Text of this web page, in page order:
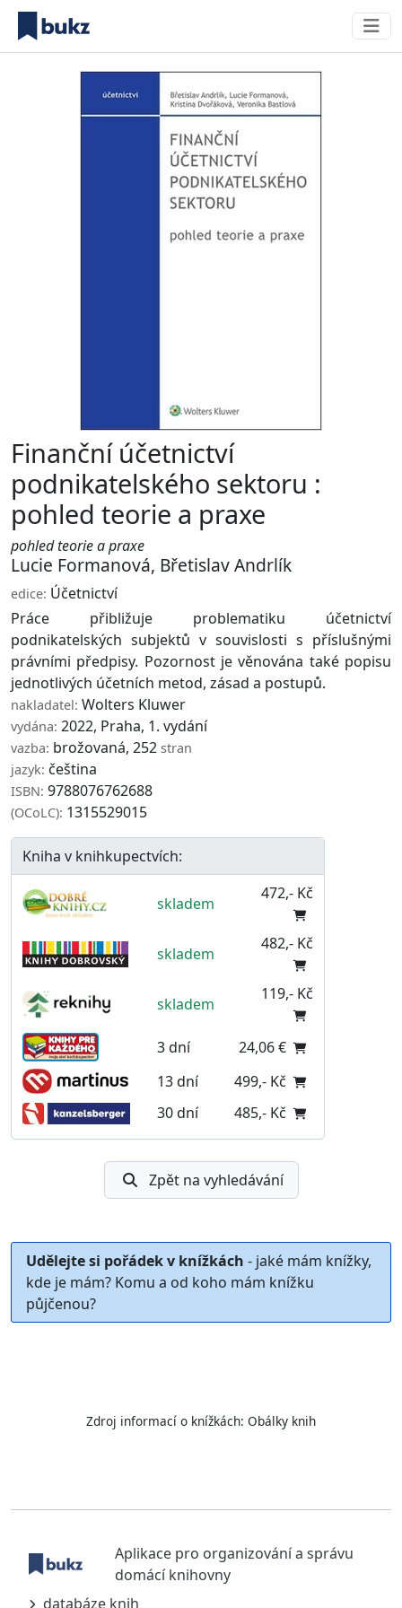
Finanční účetnictví
podnikatelského sektoru :
pohled teorie a praxe
pohled teorie a praxe
Lucie Formanová, Břetislav Andrlík
edice: Účetnictví
Práce přibližuje problematiku účetnictví
podnikatelských subjektů v souvislosti s příslušnými
právními předpisy. Pozornost je věnována také popisu
jednotlivých účetních metod, zásad a postupů.
nakladatel: Wolters Kluwer
vydána: 2022, Praha, 1. vydání
vazba: brožovaná, 252 stran
jazyk: čeština
ISBN: 9788076762688
(OCoLC): 1315529015
Kniha v knihkupectvích:
skladem
472,- Kč
skladem
482,- Kč
skladem
119,- Kč
3 dní
24,06 €
13 dní
499,- Kč
30 dní
485,- Kč
Zpět na vyhledávání
Udělejte si pořádek v knížkách - jaké mám knížky,
kde je mám? Komu a od koho mám knížku
půjčenou?
Zdroj informací o knížkách: Obálky knih
Aplikace pro organizování a správu
domácí knihovny
databáze knih